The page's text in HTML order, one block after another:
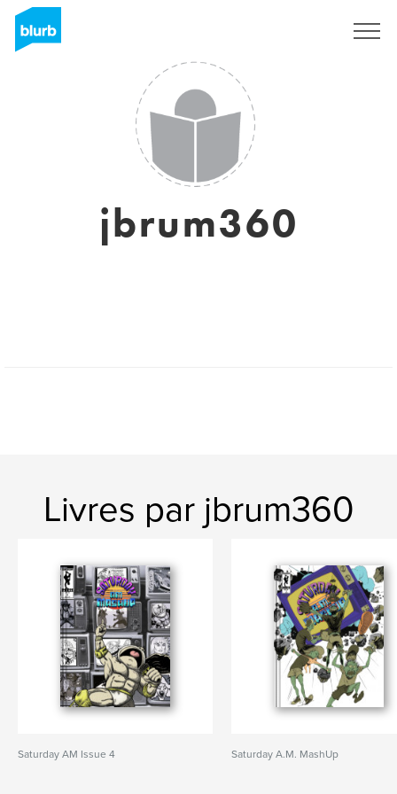
jbrum360
Livres par jbrum360
Saturday AM Issue 4 Saturday A.M. MashUp